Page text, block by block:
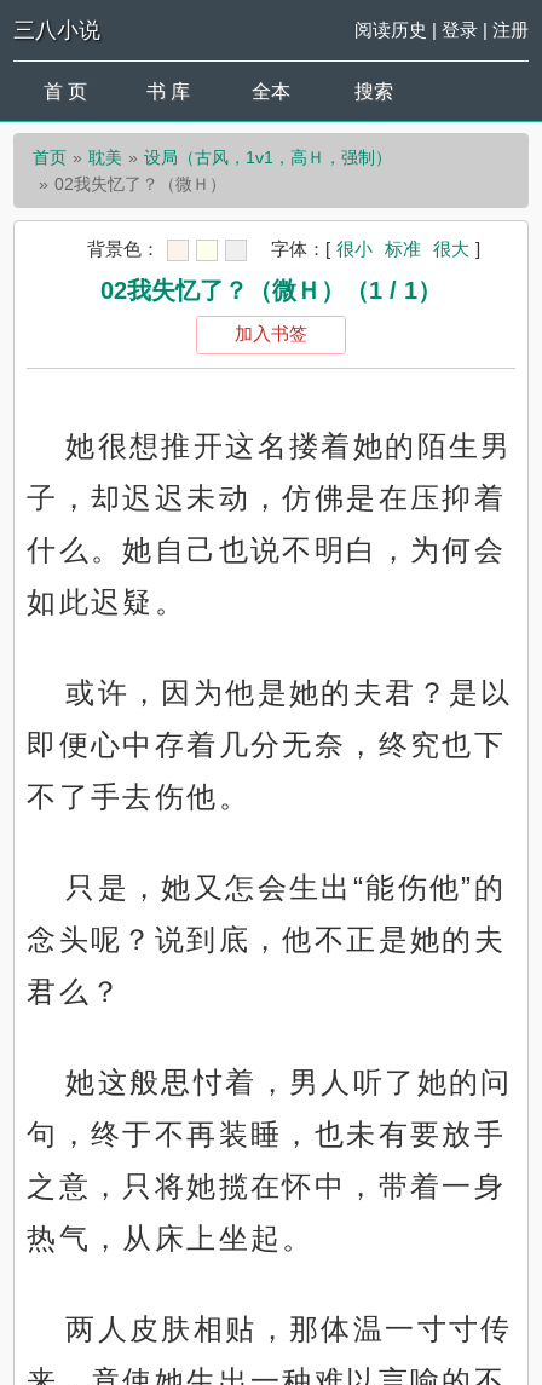
三八小说 阅读历史 | 登录| 注册
首 页 书 库 全本 搜索
首页 耽美
设局（古风，1v1，高Ｈ，强制）
02我失忆了？（微Ｈ）
背景色： 字体： [ 很小 标准 很大 ]
02我失忆了？（微Ｈ）（1 / 1）
加入书签
她很想推开这名搂着她的陌生男
子，却迟迟未动，仿佛是在压抑着
什么。她自己也说不明白，为何会
如此迟疑。
或许，因为他是她的夫君？是以
即便心中存着几分无奈，终究也下
不了手去伤他。
只是，她又怎会生出“能伤他”的
念头呢？说到底，他不正是她的夫
君么？
她这般思忖着，男人听了她的问
句，终于不再装睡，也未有要放手
之意，只将她揽在怀中，带着一身
热气，从床上坐起。
两人皮肤相贴，那体温一寸寸传